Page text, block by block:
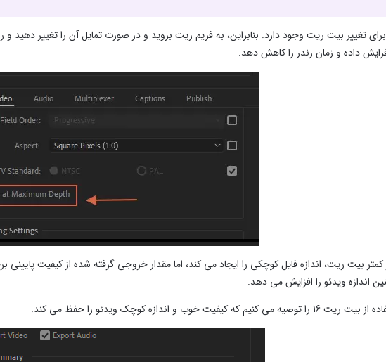
داده و زمان رندر را کاهش دهد.
کمتر بیت ریت، اندازه فایل کوچکی را ایجاد می کند، اما مقدار خروجی گرفته شده از کیفیت پایینی
اندازه ویدئو را افزایش می دهد.
کنیم که کیفیت خوب و اندازه کوچک ویدئو را حفظ می کند.